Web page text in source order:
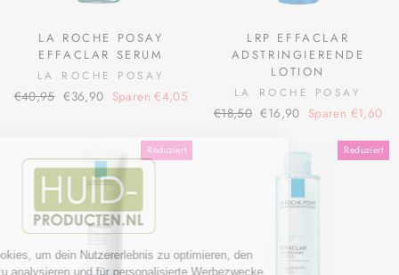
LA ROCHE POSAY
EFFACLAR SERUM
LA ROCHE POSAY
Normaler
€40,95 Sonderpreis
€36,90 Sparen €4,05
LRP EFFACLAR
ADSTRINGIERENDE
LOTION
LA ROCHE POSAY
Normaler
€18,50 Sonderpreis
€16,90 Sparen €1,60
Reduziert Reduziert